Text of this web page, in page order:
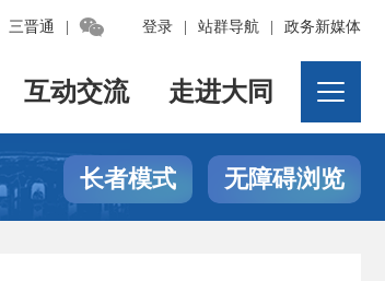
登录 站群导航 政务新媒体
三晋通 
互动交流 走进大同
长者模式 无障碍浏览